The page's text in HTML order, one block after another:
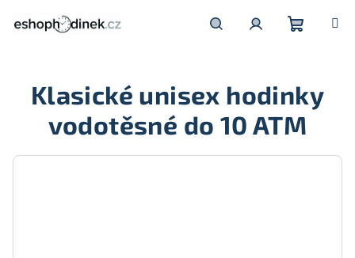
košík
Klasické unisex hodinky
vodotěsné do 10 ATM